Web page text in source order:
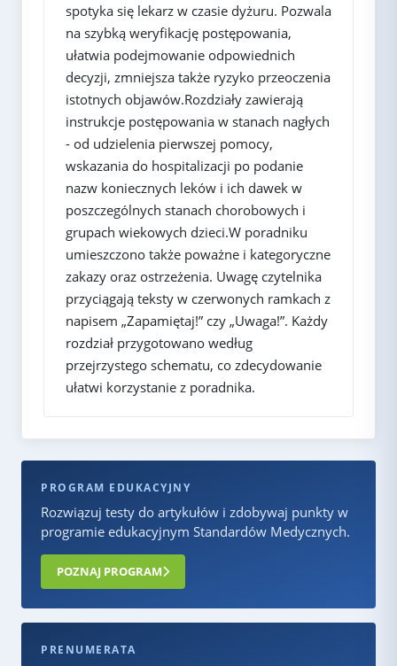
spotyka się lekarz w czasie dyżuru. Pozwala
na szybką weryfikację postępowania,
ułatwia podejmowanie odpowiednich
decyzji, zmniejsza także ryzyko przeoczenia
istotnych objawów.Rozdziały zawierają
instrukcje postępowania w stanach nagłych
- od udzielenia pierwszej pomocy,
wskazania do hospitalizacji po podanie
nazw koniecznych leków i ich dawek w
poszczególnych stanach chorobowych i
grupach wiekowych dzieci.W poradniku
umieszczono także poważne i kategoryczne
zakazy oraz ostrzeżenia. Uwagę czytelnika
przyciągają teksty w czerwonych ramkach z
napisem „Zapamiętaj!” czy „Uwaga!”. Każdy
rozdział przygotowano według
przejrzystego schematu, co zdecydowanie
ułatwi korzystanie z poradnika.
PROGRAM EDUKACYJNY
Rozwiązuj testy do artykułów i zdobywaj punkty w
programie edukacyjnym Standardów Medycznych.
POZNAJ PROGRAM
PRENUMERATA